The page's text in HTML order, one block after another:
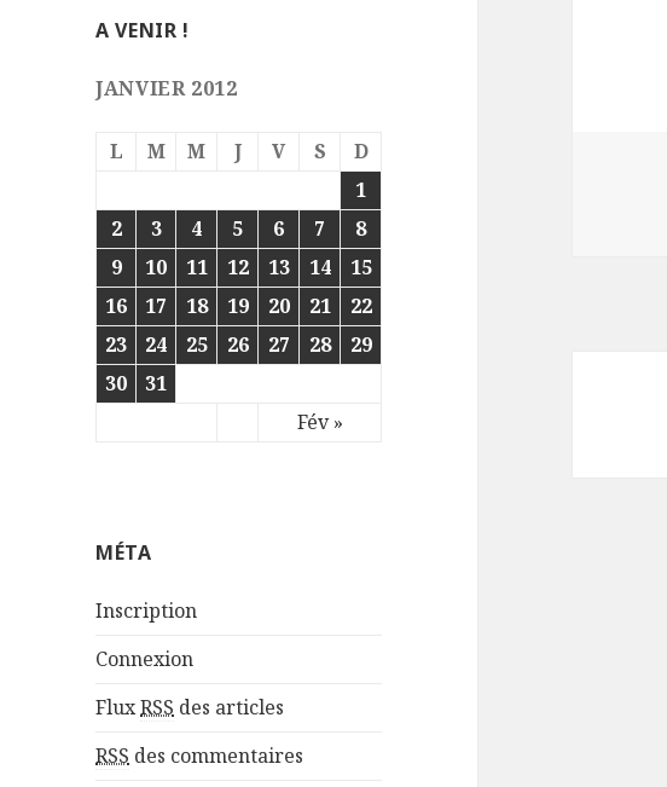
A VENIR !
JANVIER 2012
L M M J V S D
Fév »
1
2
3 4 5 6 7
8
9
10 11 12 13 14
15
16
17 18 19 20 21
22
23
24 25 26 27 28
29
30
31
MÉTA
Inscription
Connexion
FluxRSS des articles
RSS des commentaires